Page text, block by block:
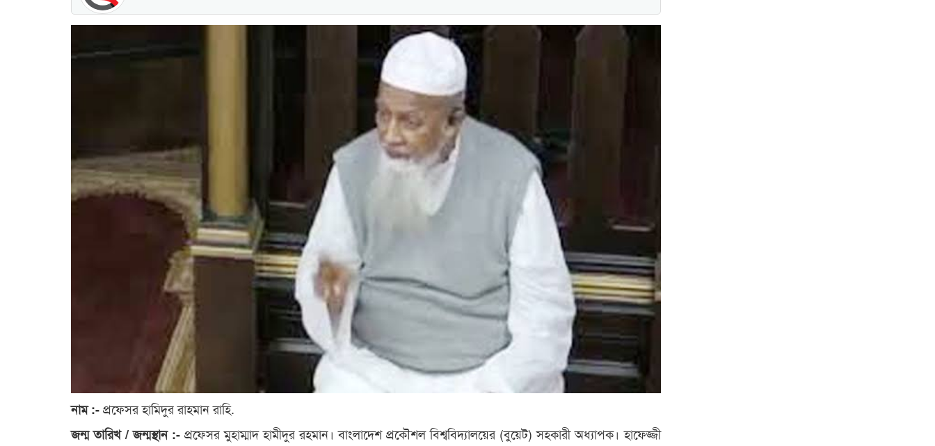
নাম :-প্রফেসর হামিদুর রাহমান রাহি.
জন্ম তারিখ / জন্মস্থান :-প্রফেসর মুহাম্মাদ হামীদুর রহমান। বাংলাদেশ প্রকৌশল বিশ্ববিদ্যালয়ের (বুয়েট) সহকারী অধ্যাপক। হাফেজ্জী